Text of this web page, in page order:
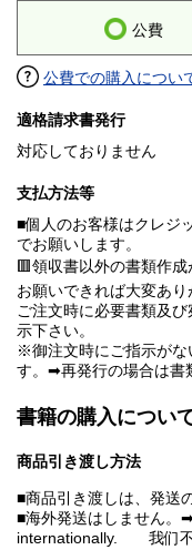
公費
公費での購入につい
適格請求書発行
対応しておりません
支払方法等
■個人のお客様はクレジ
でお願いします。
🟥領収書以外の書類作
お願いできれば大変あり
ご注文時に必要書類及
示下さい。
※御注文時にご指示がな
す。➡再発行の場合は書
書籍の購入につい
商品引き渡し方法
■商品引き渡しは、発送
■海外発送はしません。
internationally. 我们不